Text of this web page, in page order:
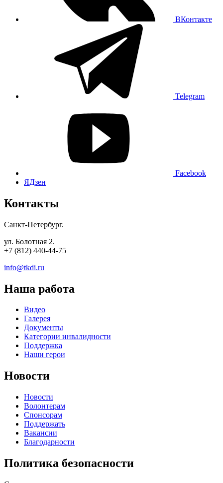
ВКонтакте
Telegram
Facebook
ЯДзен
Контакты
Санкт-Петербург.
ул. Болотная 2.
+7 (812) 440-44-75
info@tkdi.ru
Наша работа
Видео
Галерея
Документы
Категории инвалидности
Поддержка
Наши герои
Новости
Новости
Волонтерам
Спонсорам
Поддержать
Вакансии
Благодарности
Политика безопасности